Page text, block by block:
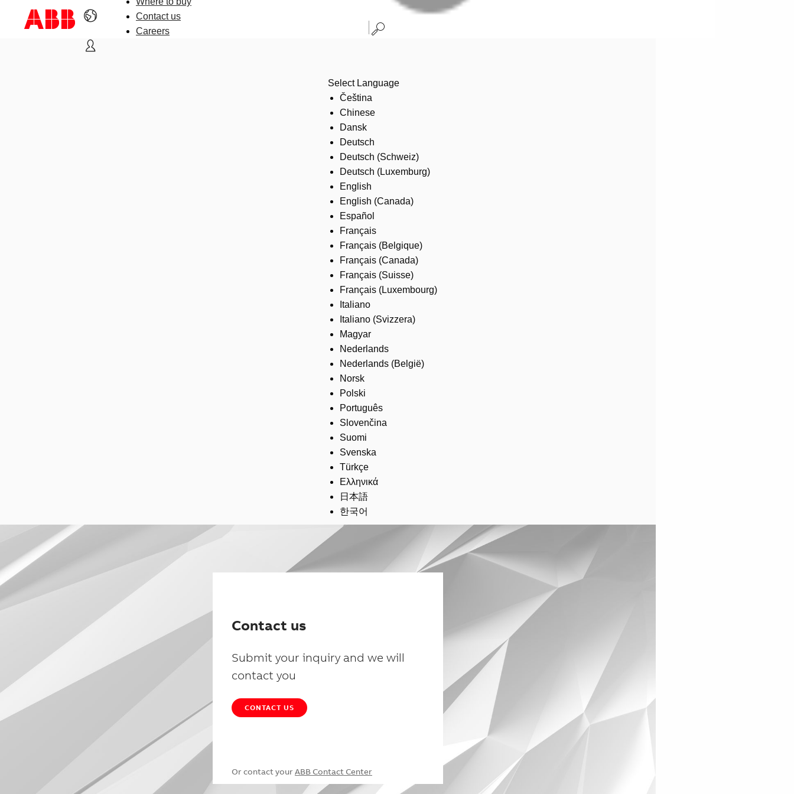
Contact us
Careers
Select Language
Čeština
Chinese
Dansk
Deutsch
Deutsch (Schweiz)
Deutsch (Luxemburg)
English
English (Canada)
Español
Français
Français (Belgique)
Français (Canada)
Français (Suisse)
Français (Luxembourg)
Italiano
Italiano (Svizzera)
Magyar
Nederlands
Nederlands (België)
Norsk
Polski
Português
Slovenčina
Suomi
Svenska
Türkçe
Ελληνικά
日本語
한국어
Contact us
Submit your inquiry and we will
contact you
CONTACT US
Or contact your ABB Contact Center